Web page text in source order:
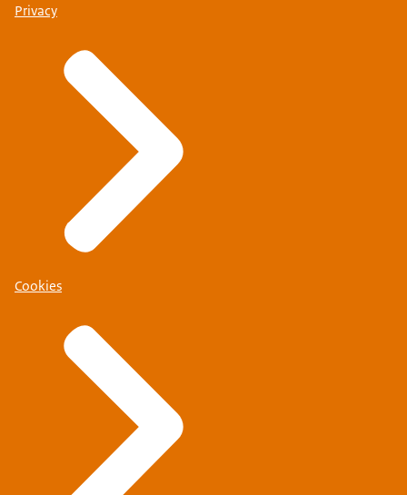
Privacy
Cookies